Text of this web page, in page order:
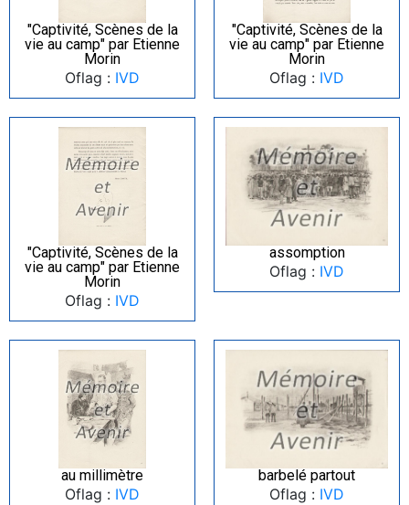
"Captivité, Scènes de la
vie au camp" par Etienne
Morin
Oflag : IVD
"Captivité, Scènes de la
vie au camp" par Etienne
Morin
Oflag : IVD
"Captivité, Scènes de la
vie au camp" par Etienne
Morin
Oflag : IVD
assomption
Oflag : IVD
au millimètre
Oflag : IVD
barbelé partout
Oflag : IVD